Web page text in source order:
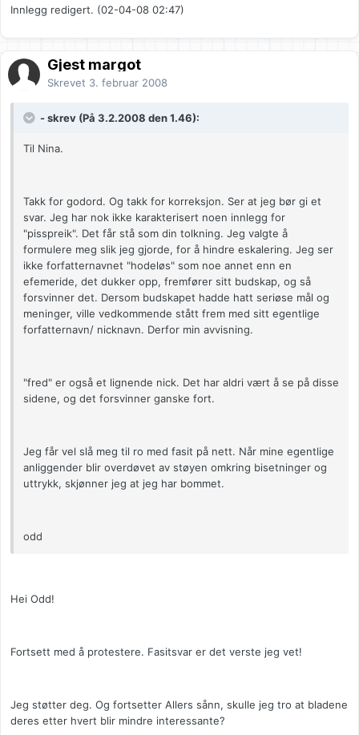
Innlegg redigert. (02-04-08 02:47)
Gjest margot
Skrevet 3. februar 2008
- skrev (På 3.2.2008 den 1.46):
Til Nina.
Takk for godord. Og takk for korreksjon. Ser at jeg bør gi et
svar. Jeg har nok ikke karakterisert noen innlegg for
"pisspreik". Det får stå som din tolkning. Jeg valgte å
formulere meg slik jeg gjorde, for å hindre eskalering. Jeg ser
ikke forfatternavnet "hodeløs" som noe annet enn en
efemeride, det dukker opp, fremfører sitt budskap, og så
forsvinner det. Dersom budskapet hadde hatt seriøse mål og
meninger, ville vedkommende stått frem med sitt egentlige
forfatternavn/ nicknavn. Derfor min avvisning.
"fred" er også et lignende nick. Det har aldri vært å se på disse
sidene, og det forsvinner ganske fort.
Jeg får vel slå meg til ro med fasit på nett. Når mine egentlige
anliggender blir overdøvet av støyen omkring bisetninger og
uttrykk, skjønner jeg at jeg har bommet.
odd
Hei Odd!
Fortsett med å protestere. Fasitsvar er det verste jeg vet!
Jeg støtter deg. Og fortsetter Allers sånn, skulle jeg tro at bladene
deres etter hvert blir mindre interessante?